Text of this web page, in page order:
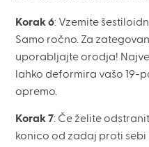
Korak 6: Vzemite
Samo ročno. Za
uporabljajte orodja!
lahko deformira vašo 19-
opremo.
Korak 7: Če želite
konico od zadaj proti